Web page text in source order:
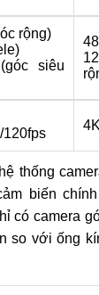
rộng)
siêu
120fps
thống
biến
có camera
so với ống